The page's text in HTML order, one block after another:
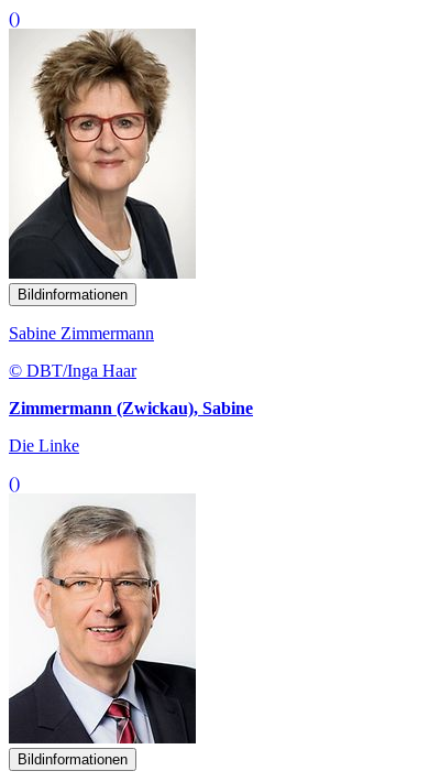
()
Bildinformationen
Sabine Zimmermann
© DBT/Inga Haar
Zimmermann (Zwickau), Sabine
Die Linke
()
Bildinformationen